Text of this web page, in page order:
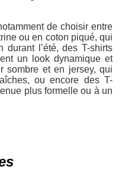
de choisir entre
ou en coton piqué, qui
durant l’été, des T-shirts
un look dynamique et
sombre et en jersey, qui
ou encore des T-
plus formelle ou à un